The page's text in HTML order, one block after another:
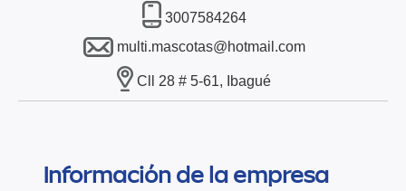
3007584264
multi.mascotas@hotmail.com
Cll 28 # 5-61, Ibagué
Información de la empresa